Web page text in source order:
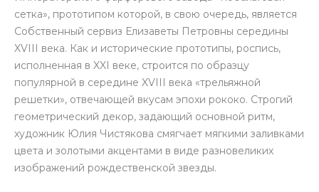
сетка», прототипом которой, в свою очередь, является
Собственный сервиз Елизаветы Петровны середины
XVIII века. Как и исторические прототипы, роспись,
исполненная в XXI веке, строится по образцу
популярной в середине XVIII века «трельяжной
решетки», отвечающей вкусам эпохи рококо. Строгий
геометрический декор, задающий основной ритм,
художник Юлия Чистякова смягчает мягкими заливками
цвета и золотыми акцентами в виде разновеликих
изображений рождественской звезды.